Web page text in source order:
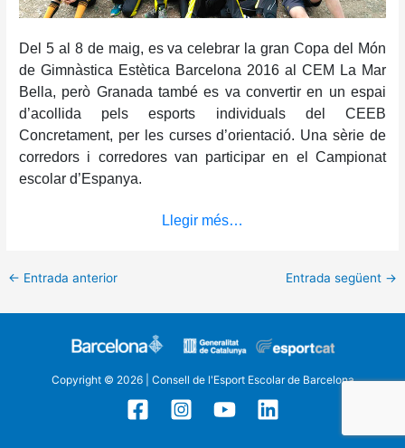
Del 5 al 8 de maig, es va celebrar la gran Copa del Món
de Gimnàstica Estètica Barcelona 2016 al CEM La Mar
Bella, però Granada també es va convertir en un espai
d’acollida pels esports individuals del CEEB
Concretament, per les curses d’orientació. Una sèrie de
corredors i corredores van participar en el Campionat
escolar d’Espanya.
Llegir més…
← Entrada anterior Entrada següent →
Copyright © 2026 | Consell de l'Esport Escolar de Barcelona